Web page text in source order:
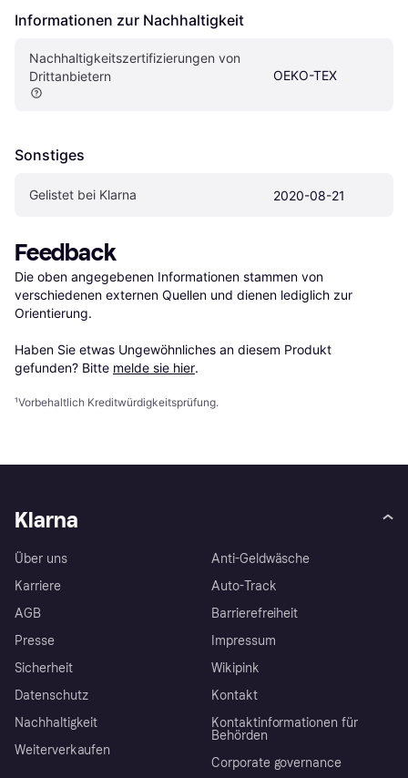
Informationen zur Nachhaltigkeit
Nachhaltigkeitszertifizierungen von
Drittanbietern
OEKO-TEX
Sonstiges
Gelistet bei Klarna 2020-08-21
Feedback
Die oben angegebenen Informationen stammen von
verschiedenen externen Quellen und dienen lediglich zur
Orientierung.
Haben Sie etwas Ungewöhnliches an diesem Produkt
gefunden? Bitte melde sie hier.
¹Vorbehaltlich Kreditwürdigkeitsprüfung.
Klarna
Über uns
Karriere
AGB
Presse
Sicherheit
Datenschutz
Nachhaltigkeit
Weiterverkaufen
Anti-Geldwäsche
Auto-Track
Barrierefreiheit
Impressum
Wikipink
Kontakt
Kontaktinformationen für
Behörden
Corporate governance